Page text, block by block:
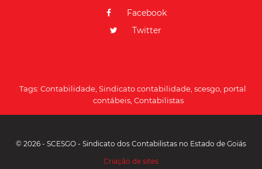
Facebook
Twitter
Tags: Contabilidade, Sindicato contabilidade, scesgo, portal
contábeis Contabilistas
© 2026 - SCESGO - Sindicato dos Contabilistas no Estado de Goiás
Criação de sites